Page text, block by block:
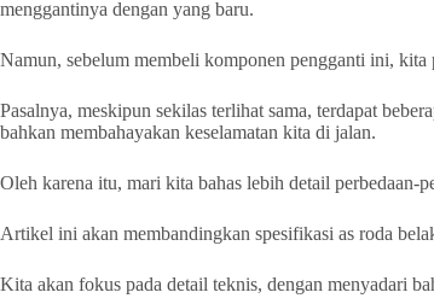
menggantinya dengan yang baru.
Namun, sebelum membeli komponen pengganti ini,
Pasalnya, meskipun sekilas terlihat sama, terdapat
bahkan membahayakan keselamatan kita di jalan.
Oleh karena itu, mari kita bahas lebih detail perbedaan-
Artikel ini akan membandingkan spesifikasi as roda
Kita akan fokus pada detail teknis, dengan menyadari